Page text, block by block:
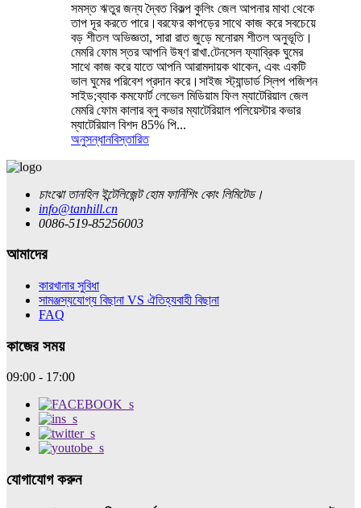
সমস্ত ঋতুর জন্য দ্বৈত বিকল্প কুলিং জেল আপনার মাথা থেকে
তাপ দূর করতে পারে।বরফের কাপড়ের সাথে কাজ করে সবচেয়ে
বড় শীতল অভিজ্ঞতা, সারা রাত জুড়ে মনোরম শীতল অনুভূতি।
মেমরি ফোম স্তর আপনি উষ্ণ রাখা.টেনসেল ফ্যাব্রিক ঘুমের
সাথে কাজ করে যাতে আপনি আরামদায়ক থাকেন, এবং একটি
ভাল ঘুমের পরিবেশ প্রদান করে।সাইজ স্ট্যান্ডার্ড স্লিপ পজিশন
সাইড;ব্যাক কমফোর্ট লেভেল মিডিয়াম ফিল ম্যাটেরিয়াল জেল
মেমরি ফোম কালার ব্লু কভার ম্যাটেরিয়াল পলিয়েস্টার কভার
ম্যাটেরিয়াল বিশদ 85% পি...
অনুসন্ধানবিস্তারিত
চাংঝো তানহিল ইন্টেলিজেন্ট হোম ফার্নিশিং কোং লিমিটেড।
info@tanhill.cn
0086-519-85256003
আমাদের
কারখানার সুবিধা
সামঞ্জস্যযোগ্য বিছানা VS ঐতিহ্যবাহী বিছানা
FAQ
কাজের সময়
09:00 - 17:00
যোগাযোগ করুন